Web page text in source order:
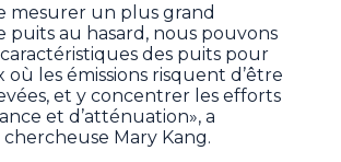
mesurer un plus grand
puits au hasard, nous pouvons
des puits pour
où les émissions risquent d’être
et y concentrer les efforts
et d’atténuation», a
Mary Kang.